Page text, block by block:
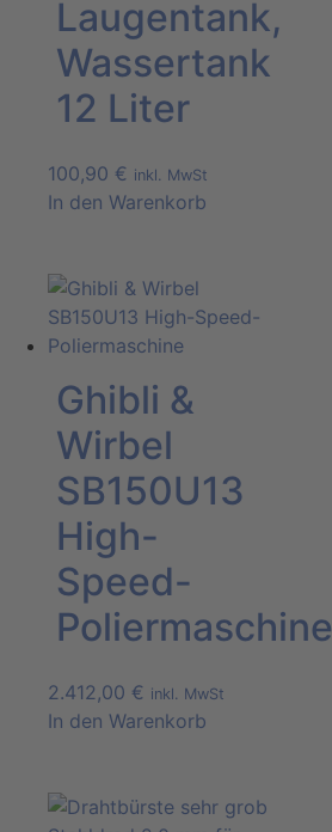
Laugentank,
Wassertank
12 Liter
100,90 € inkl. MwSt
In den Warenkorb
Ghibli &
Wirbel
SB150U13
High-
Speed-
Poliermaschine
2.412,00 € inkl. MwSt
In den Warenkorb